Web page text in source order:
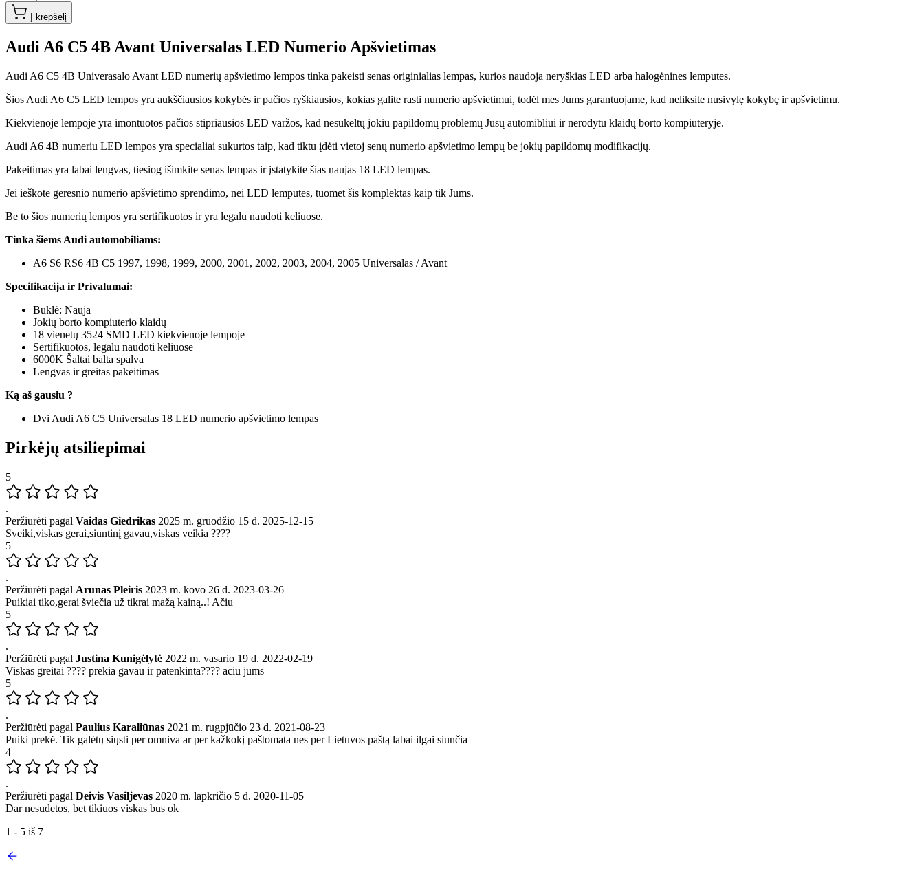
Į krepšelį
Audi A6 C5 4B Avant Universalas LED Numerio Apšvietimas
Audi A6 C5 4B Univerasalo Avant LED numerių apšvietimo lempos tinka pakeisti senas originialias lempas, kurios naudoja neryškias LED arba halogėnines lemputes.
Šios Audi A6 C5 LED lempos yra aukščiausios kokybės ir pačios ryškiausios, kokias galite rasti numerio apšvietimui, todėl mes Jums garantuojame, kad neliksite nusivylę kokybę ir apšvietimu.
Kiekvienoje lempoje yra imontuotos pačios stipriausios LED varžos, kad nesukeltų jokiu papildomų problemų Jūsų automibliui ir nerodytu klaidų borto kompiuteryje.
Audi A6 4B numeriu LED lempos yra specialiai sukurtos taip, kad tiktu įdėti vietoj senų numerio apšvietimo lempų be jokių papildomų modifikacijų.
Pakeitimas yra labai lengvas, tiesiog išimkite senas lempas ir įstatykite šias naujas 18 LED lempas.
Jei ieškote geresnio numerio apšvietimo sprendimo, nei LED lemputes, tuomet šis komplektas kaip tik Jums.
Be to šios numerių lempos yra sertifikuotos ir yra legalu naudoti keliuose.
Tinka šiems Audi automobiliams:
A6 S6 RS6 4B C5 1997, 1998, 1999, 2000, 2001, 2002, 2003, 2004, 2005 Universalas / Avant
Specifikacija ir Privalumai:
Būklė: Nauja
Jokių borto kompiuterio klaidų
18 vienetų 3524 SMD LED kiekvienoje lempoje
Sertifikuotos, legalu naudoti keliuose
6000K Šaltai balta spalva
Lengvas ir greitas pakeitimas
Ką aš gausiu ?
Dvi Audi A6 C5 Universalas 18 LED numerio apšvietimo lempas
Pirkėjų atsiliepimai
5
.
Peržiūrėti pagal Vaidas Giedrikas 2025 m. gruodžio 15 d. 2025-12-15
Sveiki,viskas gerai,siuntinį gavau,viskas veikia ????
5
.
Peržiūrėti pagal Arunas Pleiris 2023 m. kovo 26 d. 2023-03-26
Puikiai tiko,gerai šviečia už tikrai mažą kainą..! Ačiu
5
.
Peržiūrėti pagal Justina Kunigėlytė 2022 m. vasario 19 d. 2022-02-19
Viskas greitai ???? prekia gavau ir patenkinta???? aciu jums
5
.
Peržiūrėti pagal Paulius Karaliūnas 2021 m. rugpjūčio 23 d. 2021-08-23
Puiki prekė. Tik galėtų siųsti per omniva ar per kažkokį paštomata nes per Lietuvos paštą labai ilgai siunčia
4
.
Peržiūrėti pagal Deivis Vasiljevas 2020 m. lapkričio 5 d. 2020-11-05
Dar nesudetos, bet tikiuos viskas bus ok
1 - 5 iš 7